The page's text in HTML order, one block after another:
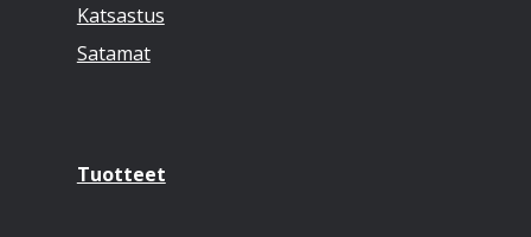
Katsastus
Satamat
Tuotteet